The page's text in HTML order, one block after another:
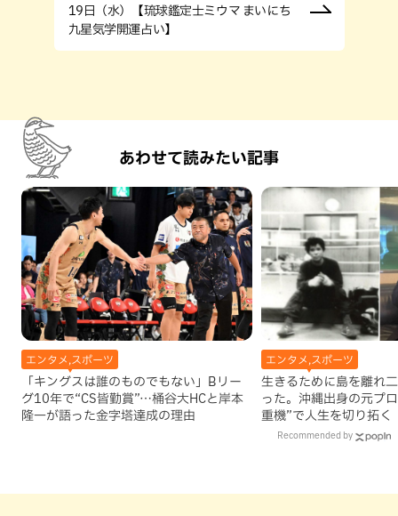
19日（水）【琉球鑑定士ミウマ まいにち
九星気学開運占い】
あわせて読みたい記事
エンタメ,スポーツ
「キングスは誰のものでもない」Bリー
グ10年で“CS皆勤賞”…桶谷大HCと岸本
隆一が語った金字塔達成の理由
エンタメ,スポーツ
生きるために島を離れ
った。沖縄出身の元プ
重機”で人生を切り拓く
Recommended by